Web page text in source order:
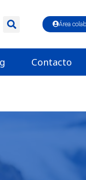
Área
Contacto